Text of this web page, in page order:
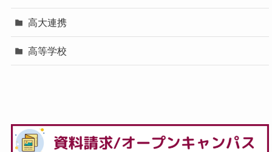
高大連携
高等学校